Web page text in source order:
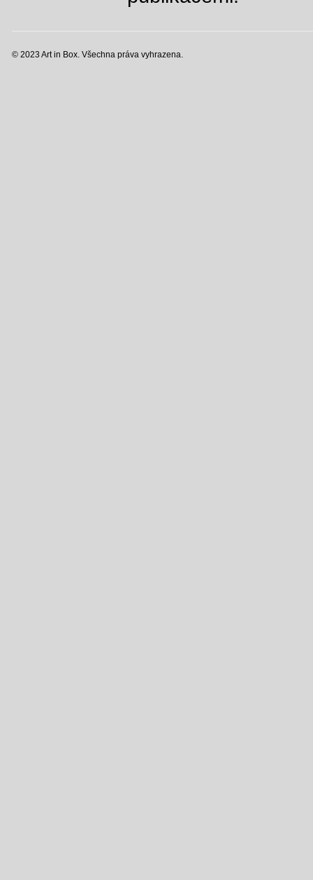
© 2023 Art in Box. Všechna práva vyhrazena.